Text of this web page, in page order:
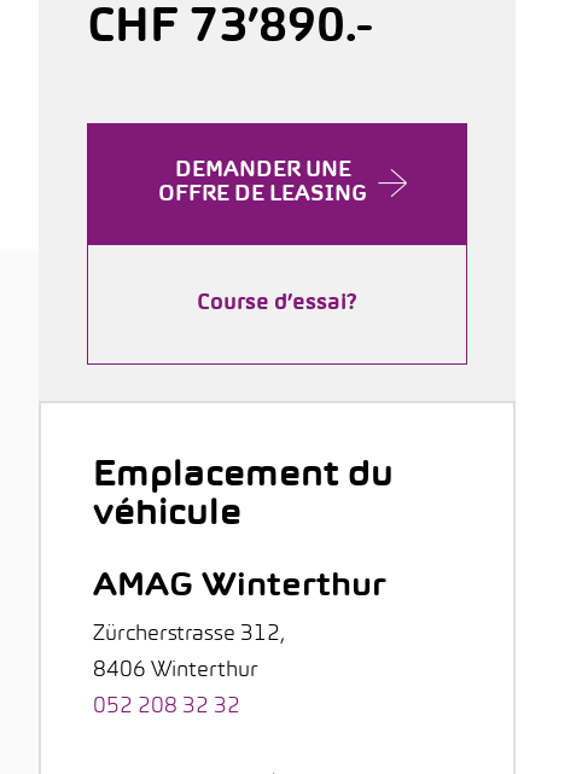
CHF 73’890.-
DEMANDER UNE
OFFRE DE LEASING
Course d’essai?
Emplacement du
véhicule
AMAG Winterthur
Zürcherstrasse 312,
8406 Winterthur
052 208 32 32